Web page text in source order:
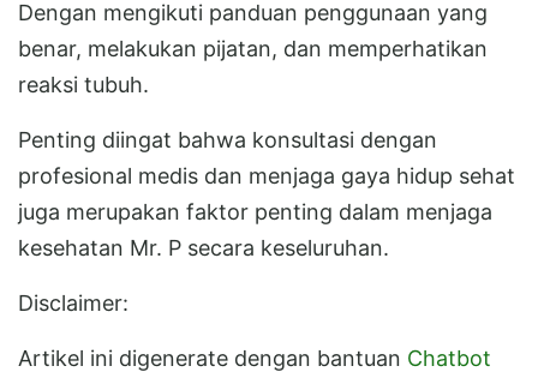
Dengan mengikuti panduan penggunaan yang
benar, melakukan pijatan, dan memperhatikan
reaksi tubuh.
Penting diingat bahwa konsultasi dengan
profesional medis dan menjaga gaya hidup sehat
juga merupakan faktor penting dalam menjaga
kesehatan Mr. P secara keseluruhan.
Disclaimer:
Artikel ini digenerate dengan bantuan Chatbot